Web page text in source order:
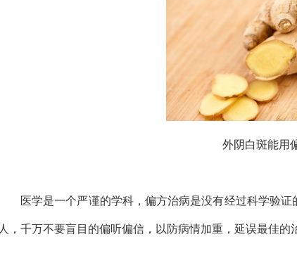
外阴白斑能用
医学是一个严谨的学科，偏方治病是没有经过科学验
人，千万不要盲目的偏听偏信，以防病情加重，延误最佳的